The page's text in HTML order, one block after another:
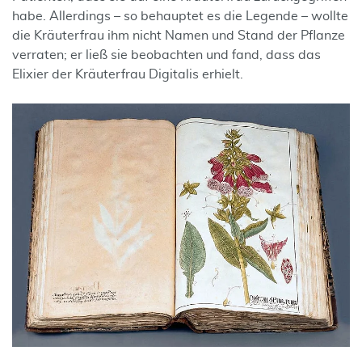
habe. Allerdings – so behauptet es die Legende – wollte
die Kräuterfrau ihm nicht Namen und Stand der Pflanze
verraten; er ließ sie beobachten und fand, dass das
Elixier der Kräuterfrau Digitalis erhielt.